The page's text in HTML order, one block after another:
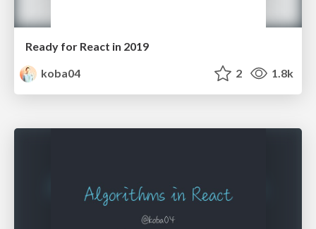
Ready for React in 2019
koba04
2 1.8k